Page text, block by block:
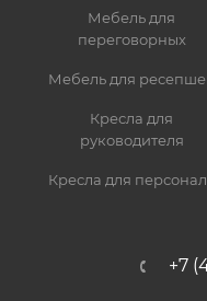
Мебель для
переговорных
Мебель для
Кресла для
руководителя
Кресла для
+7